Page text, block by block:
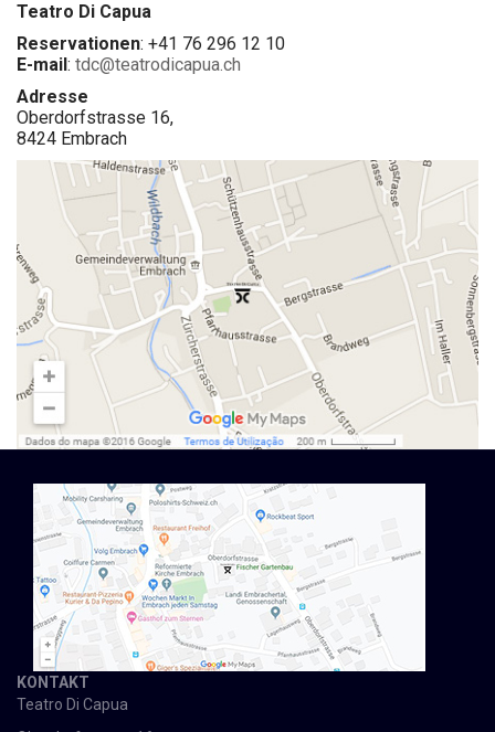
Teatro Di Capua
Reservationen: +41 76 296 12 10
E-mail: tdc@teatrodicapua.ch
Adresse
Oberdorfstrasse 16,
8424 Embrach
KONTAKT
Teatro Di Capua